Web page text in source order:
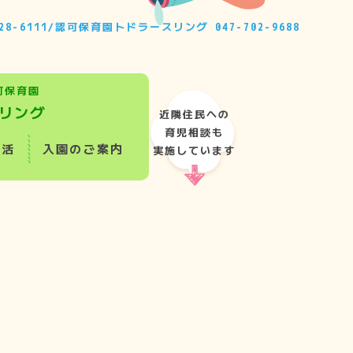
6111 /認可保育園トドラースリング 047-702-9688
育園
ング
入園のご案内
近隣住民への
育児相談も
実施しています